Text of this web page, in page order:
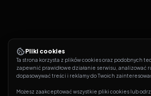
Pliki cookies
Ta strona korzysta z plików cookies oraz podobnych
zapewnić prawidłowe działanie serwisu, analizować
dopasowywać treści i reklamy do Twoich
Możesz zaakceptować wszystkie pliki cookies lub